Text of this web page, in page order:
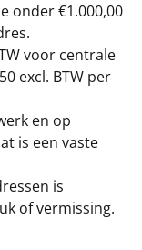
onder €1.000,00
voor centrale
excl. BTW per
en op
is een vaste
is
of vermissing.